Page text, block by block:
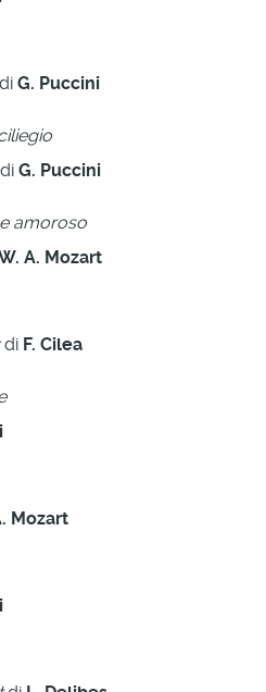
G. Puccini
G. Puccini
amoroso
A. Mozart
di F. Cilea
Mozart